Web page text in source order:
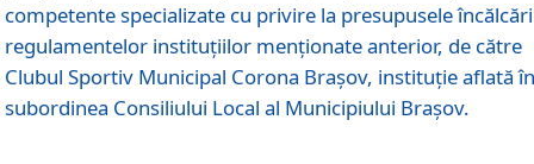
competente specializate cu privire la presupusele
regulamentelor instituțiilor menționate anterior, de către
Clubul Sportiv Municipal Corona Braşov, instituție aflată în
subordinea Consiliului Local al Municipiului Brașov.